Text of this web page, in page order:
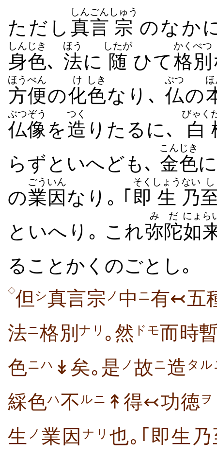
ただし 真言
しんごん
宗
しゅう
のなか
身色
しんじき
､ 法
ほう
に 随
したが
ひて格別
かくべつ
方便
ほうべん
の化
け
色
しき
なり､ 仏
ぶつ
の
仏像
ぶつぞう
を造
つく
りたるに､ 白
びゃく
らずといへども､ 金色
こんじき
に
の業因
ごういん
なり｡ ｢ 即
そく
生
しょう
乃
ない し
といへり｡ これ弥陀
みだ
如
にょら
ることかくのごとし｡
◇但 シ真言宗 ノ 中 ニ有↢五
法ニ格別 ナリ ｡然 ドモ而時
色ニハ ↡矣｡是 ノ 故ニ造 タル
綵色ハ不 ルニ ↟得↢功徳ヲ
生 ノ 業因 ナリ 也｡｢即生